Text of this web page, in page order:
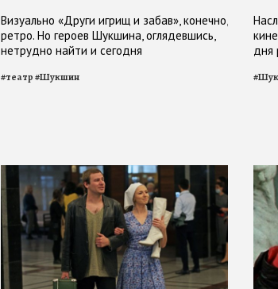
Визуально «Други игрищ и забав», конечно,
ретро. Но героев Шукшина, оглядевшись,
нетрудно найти и сегодня
#театр#Шукшин
дня
#